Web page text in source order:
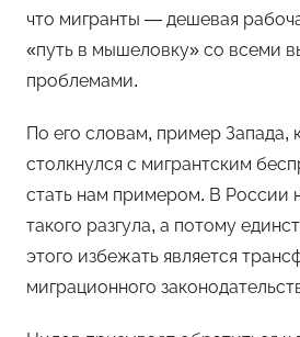
что мигранты — дешевая
«путь в мышеловку» со всеми
проблемами.
По его словам, пример Запада,
столкнулся с мигрантским
стать нам примером. В России
такого разгула, а потому
этого избежать является
миграционного